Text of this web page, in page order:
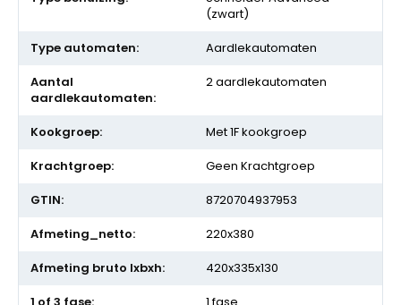
(zwart)
Aardlekautomaten
2 aardlekautomaten
Met 1F kookgroep
Geen Krachtgroep
8720704937953
220x380
420x335x130